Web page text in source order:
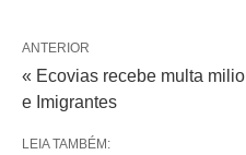
ANTERIOR
« Ecovias recebe multa
e Imigrantes
LEIA TAMBÉM: